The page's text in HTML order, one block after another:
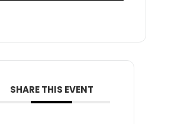
SHARE THIS EVENT